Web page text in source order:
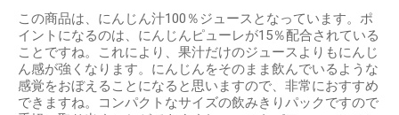
この商品は、にんじん汁100％ジュースとなっています。ポ
イントになるのは、にんじんピューレが15％配合されている
ことですね。これにより、果汁だけのジュースよりもにんじ
ん感が強くなります。にんじんをそのまま飲んでいるような
感覚をおぼえることになると思いますので、非常におすすめ
できますね。コンパクトなサイズの飲みきりパックですので